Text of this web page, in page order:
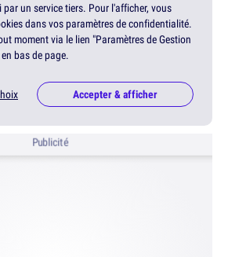
un service tiers. Pour l'afficher, vous
dans vos paramètres de confidentialité.
moment via le lien "Paramètres de Gestion
bas de page.
Accepter & afficher
Publicité